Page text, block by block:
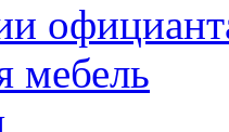
мебель